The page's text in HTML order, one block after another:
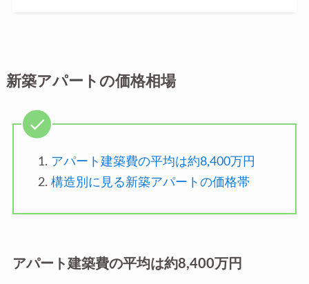
新築アパートの価格相場
アパート建築費の平均は約8,400万円
構造別に見る新築アパートの価格帯
アパート建築費の平均は約8,400万円